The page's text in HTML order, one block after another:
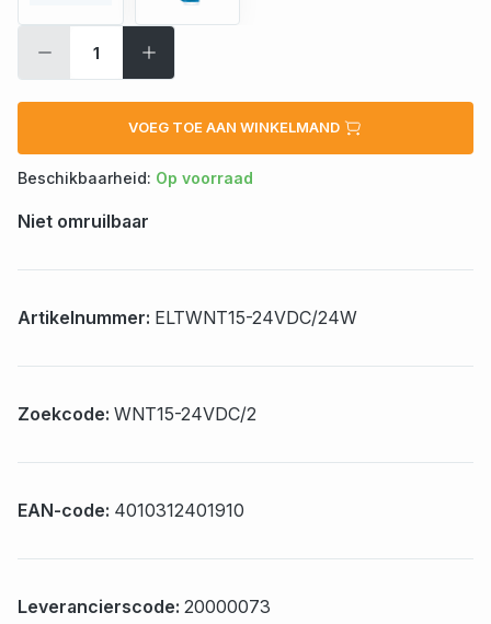
VOEG TOE AAN WINKELMAND
Beschikbaarheid: Op voorraad
Niet omruilbaar
Artikelnummer: ELTWNT15-24VDC/24W
Zoekcode: WNT15-24VDC/2
EAN-code: 4010312401910
Leverancierscode: 20000073